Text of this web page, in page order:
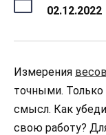
02.12.2022
Измерения
точными. Только
смысл. Как
свою работу?